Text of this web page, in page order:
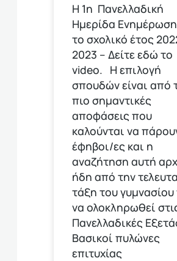
Η 1η Πανελλαδική
Ημερίδα
το σχολικό έτος
2023 – Δείτε εδώ το
video. Η επιλογή
σπουδών είναι από
πιο σημαντικές
αποφάσεις που
καλούνται να
έφηβοι/ες και η
αναζήτηση αυτή
ήδη από την
τάξη του γυμνασίου
να ολοκληρωθεί
Πανελλαδικές
Βασικοί πυλώνες
επιτυχίας